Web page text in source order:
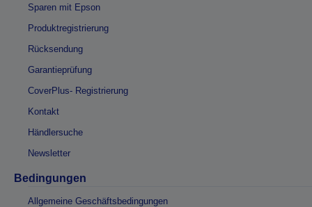
Sparen mit Epson
Produktregistrierung
Rücksendung
Garantieprüfung
CoverPlus- Registrierung
Kontakt
Händlersuche
Newsletter
Bedingungen
Allgemeine Geschäftsbedingungen